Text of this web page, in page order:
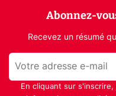
Abonnez-
Recevez un résumé
En cliquant sur s'inscrire,